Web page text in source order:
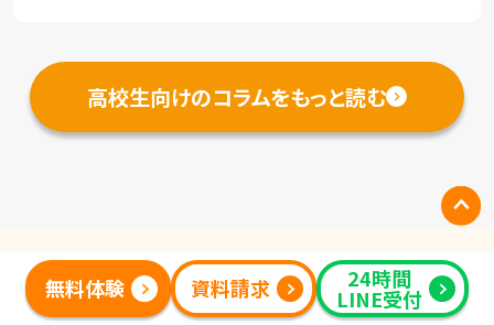
の長さだけでなく、勉強 […]
高校生向けのコラムをもっと読む
まずは無料でご相談ください
無料体験 資料請求 24時間
LINE受付